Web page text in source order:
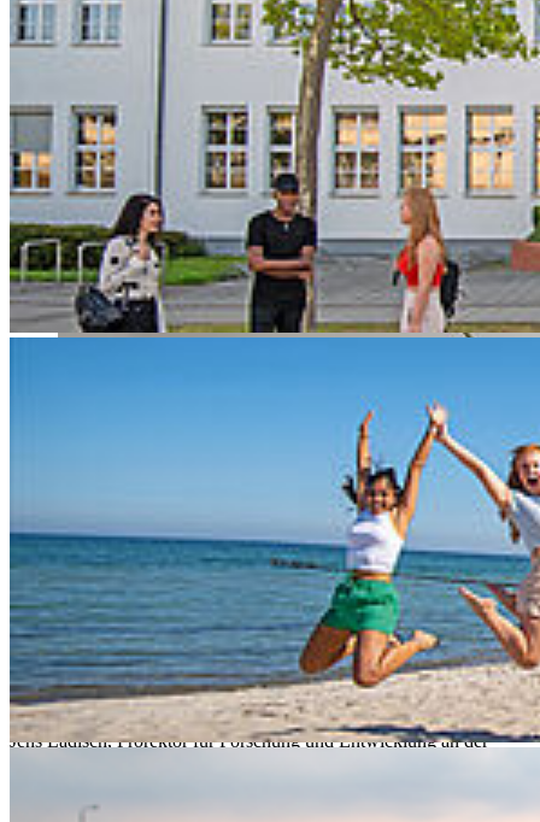
(v.l.) Prof. Dr. Gero Szepannek und Dr. Rabea
Die Hochschule ist um eine Doktorin reicher. Rabea Aschenbruck,
bisherige wissenschaftliche Mitarbeiterin beiProf. Dr. Gero
(Statistik, Wirtschaftsmathematik und Machine Learning)
in verschiedenen Projekten an der Fakultät für Wirtschaft, hat
promoviert – dank einer Kooperation mit Prof. Dr. Adalbert F. X.
Wilhelm Professor of Statistics von der Constructor University
Bremen. Hochschulen für Angewandte Wissenschaften,
Fachhochschulen und dergleichen haben kein eigenes
Promotionsrecht – anders als Universitäten, die dieses Privileg
führen.
Die Hochschule strebt an, das zu erweitern. „Wir möchten auch als
Hochschule das Promotionsrecht führen“, konstatiert Prof. Dr.-Ing.
Jens Ladisch, Prorektor für Forschung und Entwicklung an der
vergangener erfolgreicher Promotionen durch Kooperationen mit